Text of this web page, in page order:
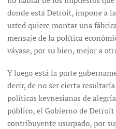
donde está Detroit, impone a
usted quiere montar una
mensaje de la política
váyase, por su bien, mejor a
Y luego está la parte
decir, de no ser cierta
políticas keynesianas de
público, el Gobierno de Detroit
contribuyente usurpado, por